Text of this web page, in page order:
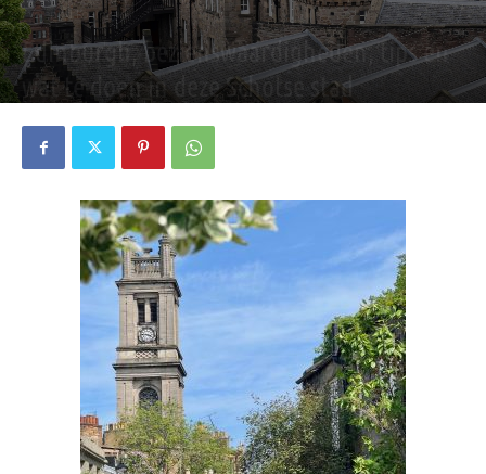
Verenigd Koninkrijk
Edinburgh, bezienswaardigheden, tips en
wat te doen in deze Schotse stad